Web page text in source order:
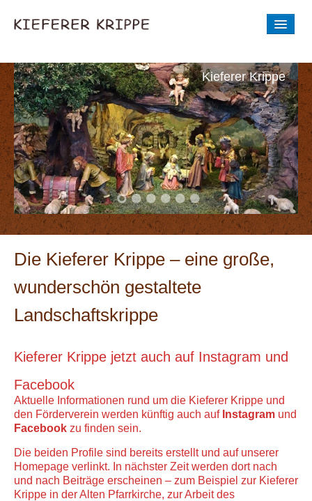
DIE GESCHICHTE
AUSSTELLUNG
BILDER
Entstehung der Krippenwerkstatt
BESICHTIGUNGSZEIT
NEUE KRIPPENWERKSTATT
AKTUELLES
Aus der Krippe
Kieferer Krippe
Die Kieferer Krippe – eine große,
wunderschön gestaltete
Landschaftskrippe
Kieferer Krippe jetzt auch auf Instagram und
Facebook
Aktuelle Informationen rund um die Kieferer Krippe und
den Förderverein werden künftig auch auf Instagram und
Facebook zu finden sein.
Die beiden Profile sind bereits erstellt und auf unserer
Homepage verlinkt. In nächster Zeit werden dort nach
und nach Beiträge erscheinen – zum Beispiel zur Kieferer
Krippe in der Alten Pfarrkirche, zur Arbeit des